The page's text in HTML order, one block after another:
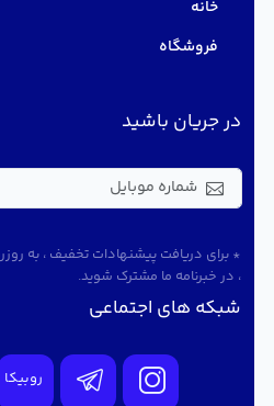
خانه
فروشگاه
در جریان باشید
* برای دریافت پیشنهادات تخفیف ، به
، در خبرنامه ما مشترک شوید.
شبکه های اجتماعی
روبیکا